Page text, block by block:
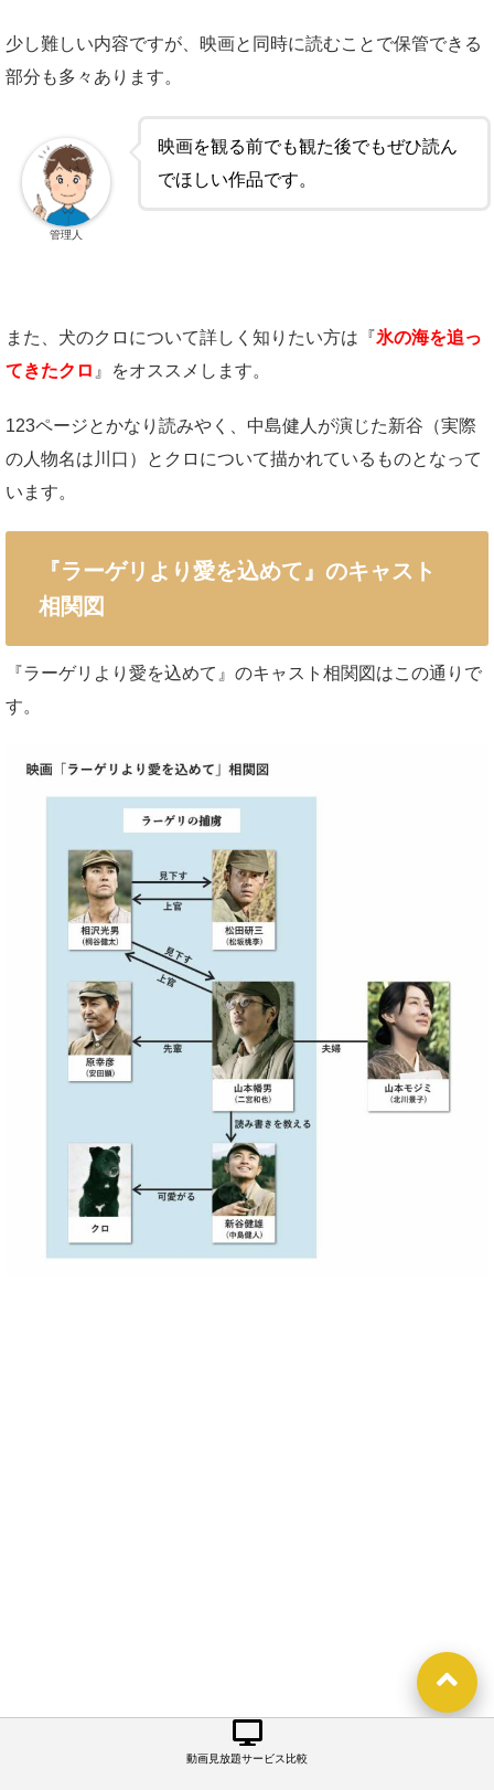
少し難しい内容ですが、映画と同時に読むことで保管できる
部分も多々あります。
映画を観る前でも観た後でもぜひ読ん
でほしい作品です。
管理人
また、犬のクロについて詳しく知りたい方は『氷の海を追っ
てきたクロ 』をオススメします。
123ページとかなり読みやく、中島健人が演じた新谷（実際
の人物名は川口）とクロについて描かれているものとなって
います。
『ラーゲリより愛を込めて』のキャスト
相関図
『ラーゲリより愛を込めて』のキャスト相関図はこの通りで
す。
動画見放題サービス比較